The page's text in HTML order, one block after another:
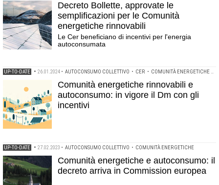
Decreto Bollette, approvate le
semplificazioni per le Comunità
energetiche rinnovabili
Le Cer beneficiano di incentivi per l'energia
autoconsumata
UP-TO-DATE • 26.01.2024 • AUTOCONSUMO COLLETTIVO • CER • COMUNITÀ ENERGETICHE RINNOVABILI
Comunità energetiche rinnovabili e
autoconsumo: in vigore il Dm con gli
incentivi
UP-TO-DATE • 27.02.2023 • AUTOCONSUMO COLLETTIVO • COMUNITÀ ENERGETICHE
Comunità energetiche e autoconsumo: il
decreto arriva in Commission europea